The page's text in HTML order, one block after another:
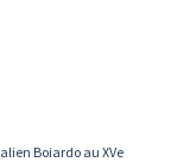
Boiardo au XVe